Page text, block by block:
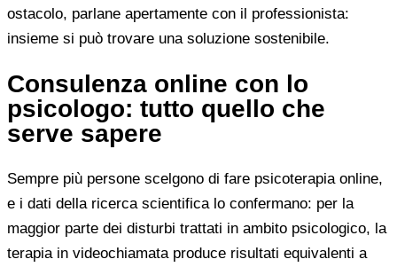
ostacolo, parlane apertamente con il professionista:
insieme si può trovare una soluzione sostenibile.
Consulenza online con lo
psicologo: tutto quello che
serve sapere
Sempre più persone scelgono di fare psicoterapia online,
e i dati della ricerca scientifica lo confermano: per la
maggior parte dei disturbi trattati in ambito psicologico, la
terapia in videochiamata produce risultati equivalenti a